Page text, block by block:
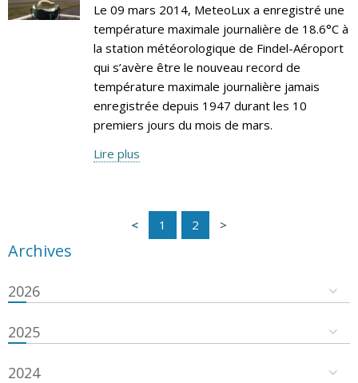
Le 09 mars 2014, MeteoLux a enregistré une
température maximale journalière de 18.6°C à
la station météorologique de Findel-Aéroport
qui s’avère être le nouveau record de
température maximale journalière jamais
enregistrée depuis 1947 durant les 10
premiers jours du mois de mars.
Lire plus
1 2
Archives
2026
2025
2024